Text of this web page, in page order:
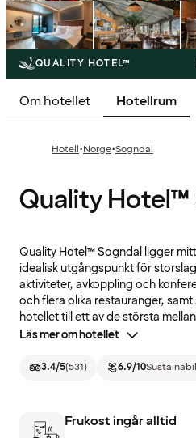
QUALITY HOTEL™
Om hotellet Hotellrum
Hotell·Norge·Sogndal
Quality Hotel™
Quality Hotel™ Sogndal ligger
idealisk utgångspunkt för
aktiviteter, avkoppling och
och flera olika restauranger,
hotellet till ett av de största
Läs mer om hotellet
3.4/5(531) 6.9/10
Frukost ingår alltid